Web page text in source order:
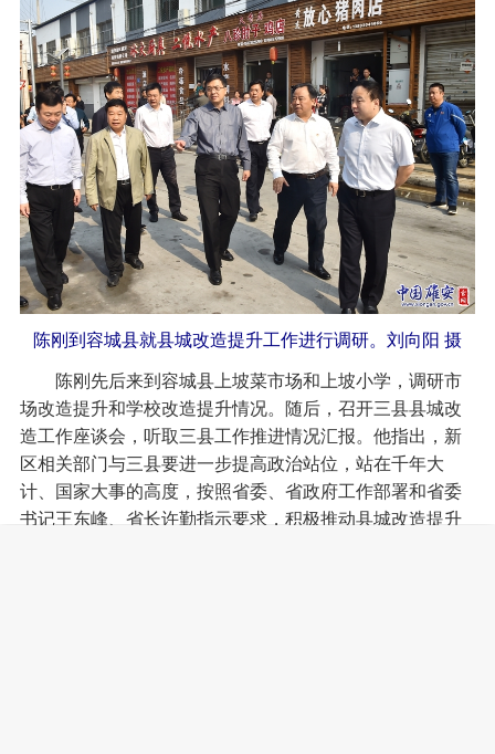
陈刚到容城县就县城改造提升工作进行调研。刘向阳 摄
陈刚先后来到容城县上坡菜市场和上坡小学，调研市
场改造提升和学校改造提升情况。随后，召开三县县城改
造工作座谈会，听取三县工作推进情况汇报。他指出，新
区相关部门与三县要进一步提高政治站位，站在千年大
计、国家大事的高度，按照省委、省政府工作部署和省委
书记王东峰、省长许勤指示要求，积极推动县城改造提升